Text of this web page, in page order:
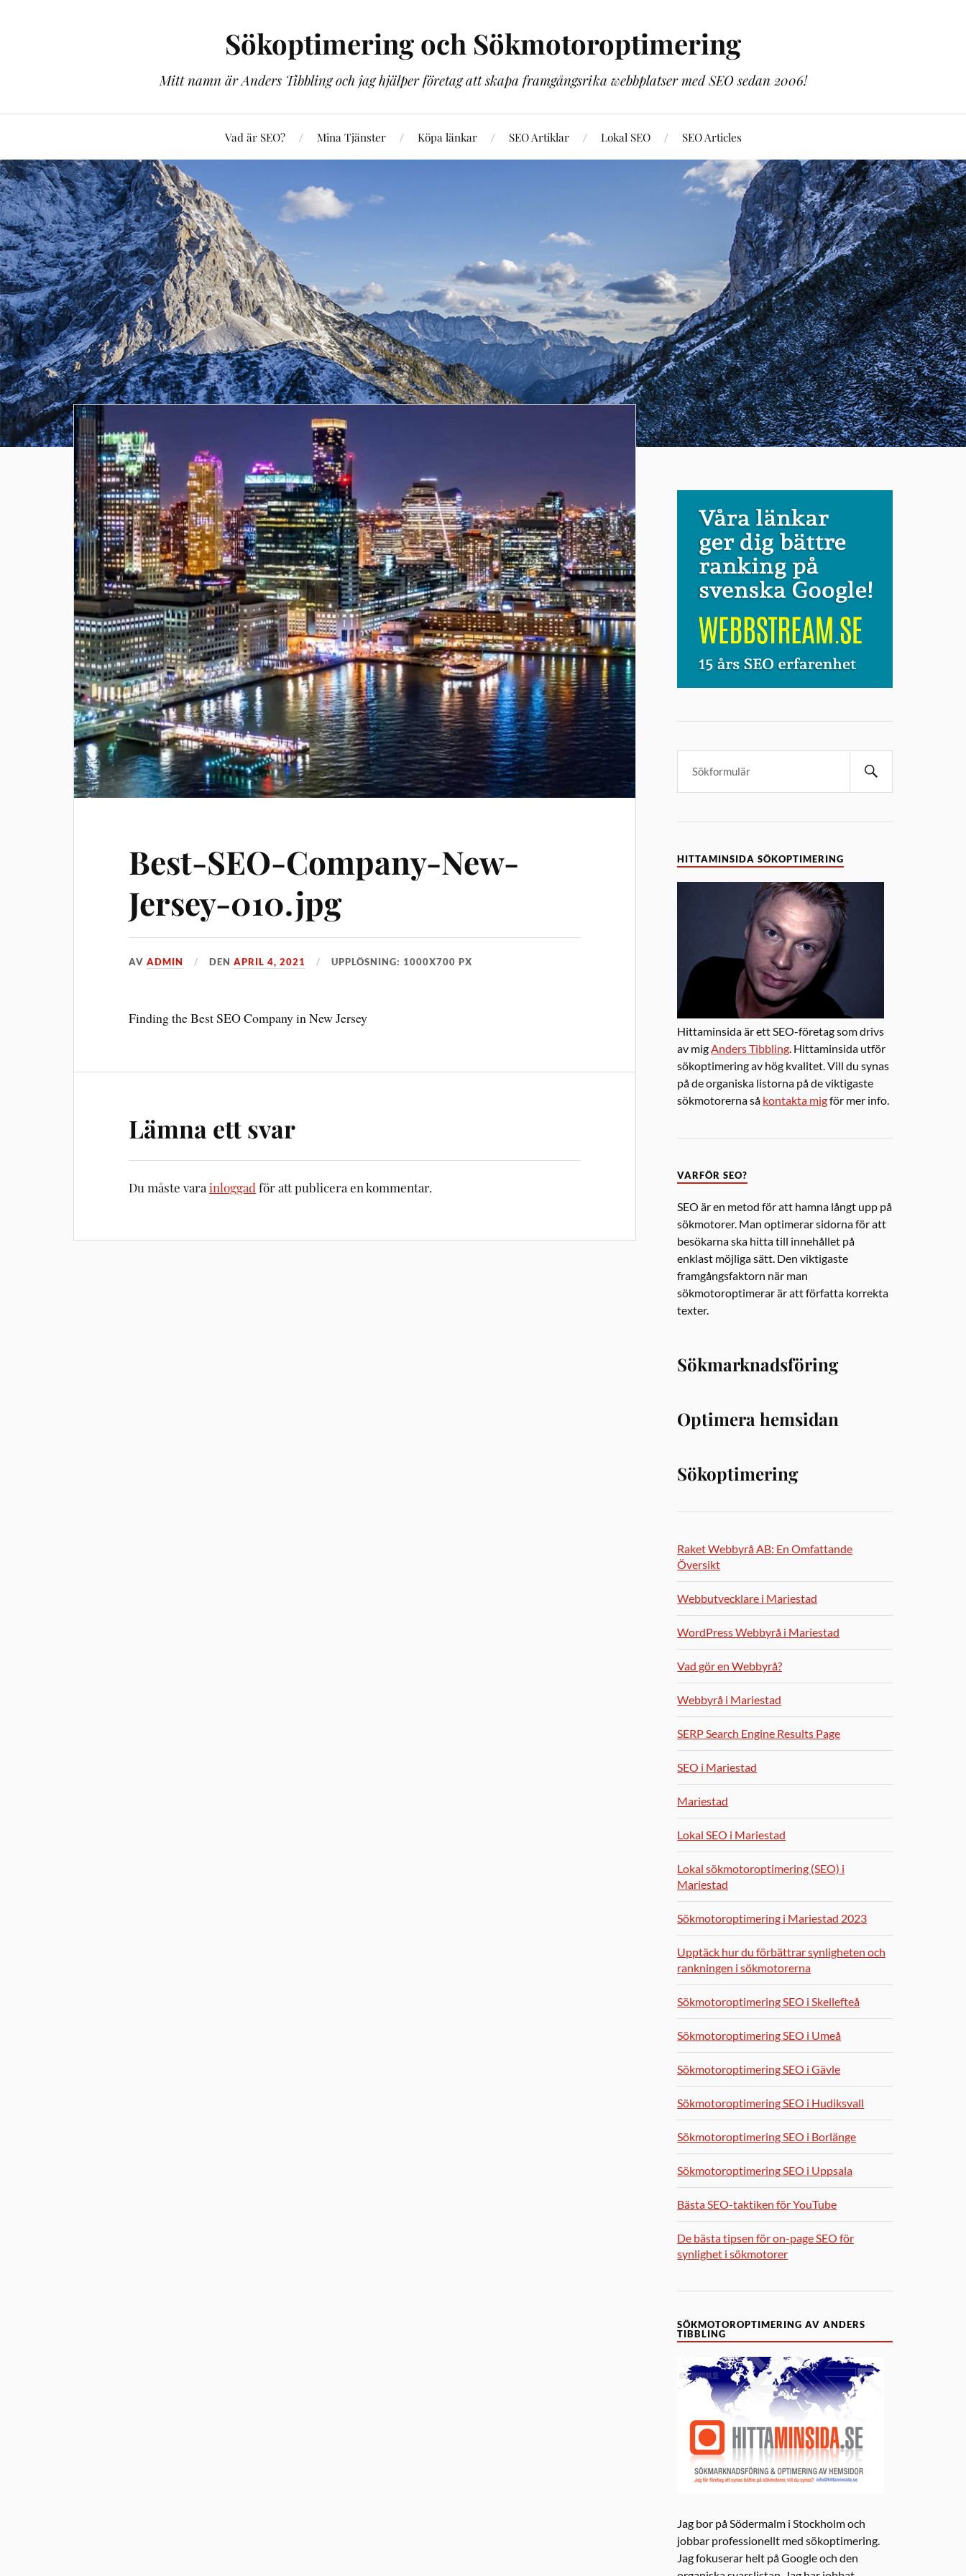
Sökoptimering och Sökmotoroptimering
Mitt namn är Anders Tibbling och jag hjälper företag att skapa framgångsrika webbplatser med SEO sedan 2006!
Vad är SEO? Mina Tjänster Köpa länkar SEO Artiklar Lokal SEO SEO Articles
Best-SEO-Company-New-
Jersey-010.jpg
AVADMIN DENAPRIL 4, 2021 UPPLÖSNING: 1000X700 PX
Finding the Best SEO Company in New Jersey
Lämna ett svar
Du måste varainloggad för att publicera en kommentar.
HITTAMINSIDA SÖKOPTIMERING
Hittaminsida är ett SEO-företag som drivs
av mig Anders Tibbling . Hittaminsida utför
sökoptimering av hög kvalitet. Vill du synas
på de organiska listorna på de viktigaste
sökmotorerna så kontakta migför mer info.
VARFÖR SEO?
SEO är en metod för att hamna långt upp på
sökmotorer. Man optimerar sidorna för att
besökarna ska hitta till innehållet på
enklast möjliga sätt. Den viktigaste
framgångsfaktorn när man
sökmotoroptimerar är att författa korrekta
texter.
Sökmarknadsföring
Optimera hemsidan
Sökoptimering
Raket Webbyrå AB: En Omfattande
Översikt
Webbutvecklare i Mariestad
WordPress Webbyrå i Mariestad
Vad gör en Webbyrå?
Webbyrå i Mariestad
SERP Search Engine Results Page
SEO i Mariestad
Mariestad
Lokal SEO i Mariestad
Lokal sökmotoroptimering (SEO) i
Mariestad
Sökmotoroptimering i Mariestad 2023
Upptäck hur du förbättrar synligheten och
rankningen i sökmotorerna
Sökmotoroptimering SEO i Skellefteå
Sökmotoroptimering SEO i Umeå
Sökmotoroptimering SEO i Gävle
Sökmotoroptimering SEO i Hudiksvall
Sökmotoroptimering SEO i Borlänge
Sökmotoroptimering SEO i Uppsala
Bästa SEO-taktiken för YouTube
De bästa tipsen för on-page SEO för
synlighet i sökmotorer
SÖKMOTOROPTIMERING AV ANDERS
TIBBLING
Jag bor på Södermalm i Stockholm och
jobbar professionellt med sökoptimering.
Jag fokuserar helt på Google och den